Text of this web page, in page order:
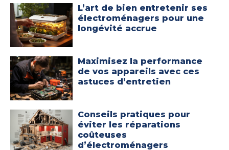
L’art de bien entretenir ses
électroménagers pour une
longévité accrue
Maximisez la performance
de vos appareils avec ces
astuces d’entretien
Conseils pratiques pour
éviter les réparations
coûteuses
d’électroménagers